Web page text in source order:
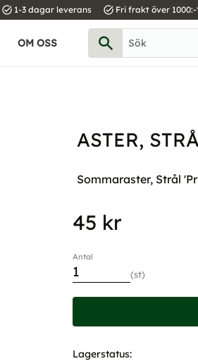
task_alt 1-3 dagar leverans task_alt Fri frakt över 1000:-
OM OSS
ASTER,
Sommaraster, Strål
45 kr
Antal
st
Lagerstatus